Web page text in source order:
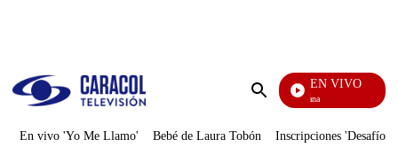
Enviar
EN VIVO
Diario De Diana
En vivo 'Yo Me Llamo' Bebé de Laura Tobón Inscripciones 'Desafío'